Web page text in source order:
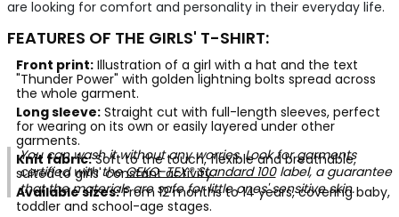
are looking for comfort and personality in their everyday life.
FEATURES OF THE GIRLS' T-SHIRT:
Front print:Illustration of a girl with a hat and the text
"Thunder Power" with golden lightning bolts spread across
the whole garment.
Long sleeve:Straight cut with full-length sleeves, perfect
for wearing on its own or easily layered under other
garments.
Knit fabric:Soft to the touch, flexible and breathable,
suited to girls' constant activity.
Available sizes:From 12 months to 14 years, covering baby,
toddler and school-age stages.
You can wash it without any worries. Look for garments
certified with theOEKO-TEX® Standard 100label, a guarantee
that the materials are safe for little ones' sensitive skin.